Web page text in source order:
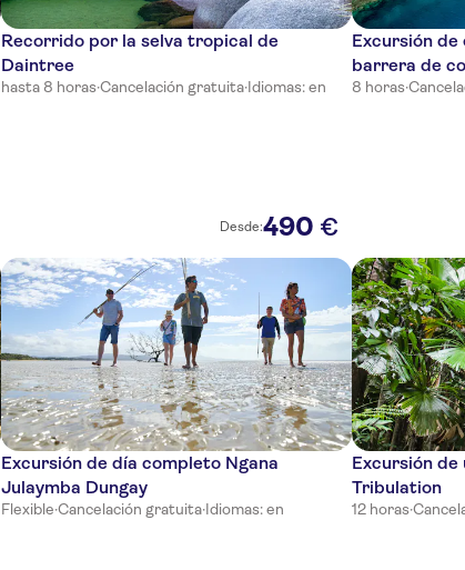
Recorrido por la selva tropical de
Daintree
hasta 8 horas·Cancelación gratuita·Idiomas: en
Desde:490 €
Excursión de
barrera de
8 horas·
Excursión de día completo Ngana
Julaymba Dungay
Flexible·Cancelación gratuita·Idiomas: en
Excursión de
Tribulation
12 horas·